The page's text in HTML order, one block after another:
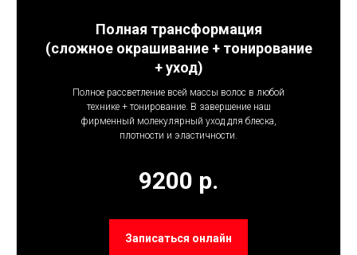
Полная трансформация
(сложное окрашивание + тонирование
+ уход)
Полное рассветление всей массы волос в любой
технике + тонирование. В завершение наш
фирменный молекулярный уход для блеска,
плотности и эластичности.
9200 р.
Записаться онлайн